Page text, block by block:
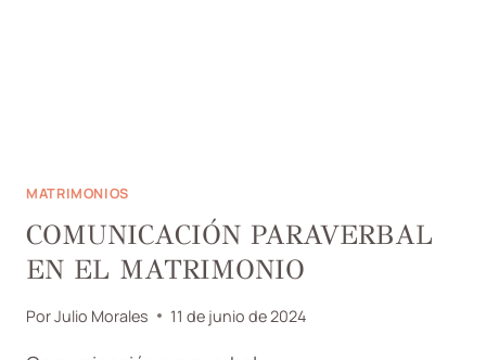
MATRIMONIOS
COMUNICACIÓN PARAVERBAL
EN EL MATRIMONIO
PorJulio Morales 11 de junio de 2024